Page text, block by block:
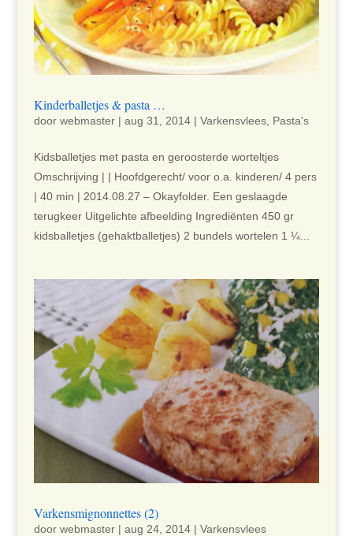
Kinderballetjes & pasta …
door webmaster| aug 31, 2014| Varkensvlees, Pasta's
Kidsballetjes met pasta en geroosterde worteltjes
Omschrijving | | Hoofdgerecht/ voor o.a. kinderen/ 4 pers
| 40 min | 2014.08.27 – Okayfolder. Een geslaagde
terugkeer Uitgelichte afbeelding Ingrediënten 450 gr
kidsballetjes (gehaktballetjes) 2 bundels wortelen 1 ¼...
Varkensmignonnettes (2)
door webmaster| aug 24, 2014| Varkensvlees